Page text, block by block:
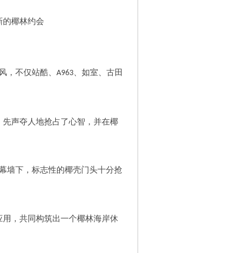
的椰林约会
，不仅站酷、 A963、如室、古田
声夺人地抢占了心智，并在椰
墙下，标志性的椰壳门头十分抢
，共同构筑出一个椰林海岸休